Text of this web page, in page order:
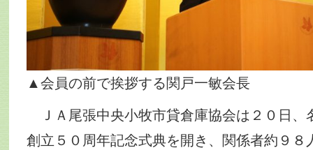
▲会員の前で挨拶する関戸一敏会長
ＪＡ尾張中央小牧市貸倉庫協会は２０日、
創立５０周年記念式典を開き、関係者約９８